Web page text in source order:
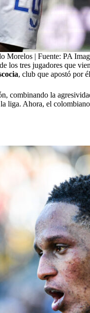
Morelos | Fuente: PA
los tres jugadores que
, club que apostó por
combinando la
liga. Ahora, el